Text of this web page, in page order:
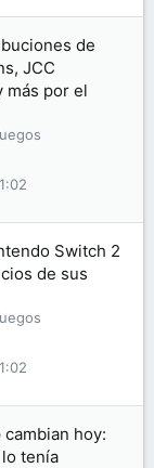
de
JCC
más por el
Switch 2
de sus
hoy:
tenía